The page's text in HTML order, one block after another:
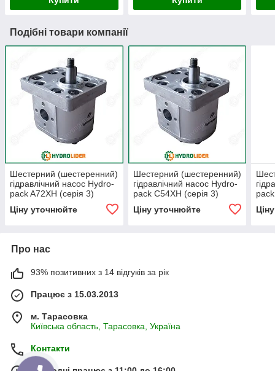
Подібні товари компанії
Шестерний (шестеренний)
гідравлічний насос Hydro-
pack A72XH (серія 3)
Ціну уточнюйте
Шестерний (шестеренний)
гідравлічний насос Hydro-
pack C54XH (серія 3)
Ціну уточнюйте
Про нас
93% позитивних з 14 відгуків за рік
Працює з 15.03.2013
м. Тарасовка
Київська область, Тарасовка, Україна
Контакти